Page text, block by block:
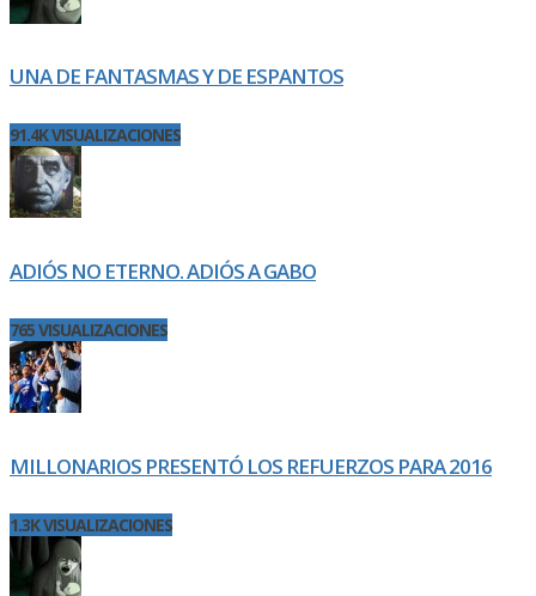
UNA DE FANTASMAS Y DE ESPANTOS
91.4K VISUALIZACIONES
ADIÓS NO ETERNO. ADIÓS A GABO
765 VISUALIZACIONES
MILLONARIOS PRESENTÓ LOS REFUERZOS PARA 2016
1.3K VISUALIZACIONES